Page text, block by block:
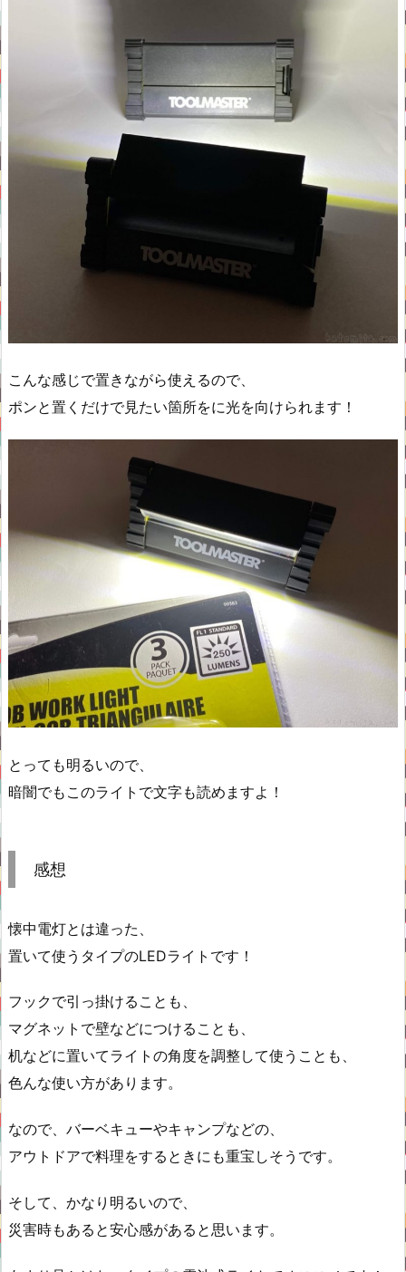
こんな感じで置きながら使えるので、
ポンと置くだけで見たい箇所をに光を向けられます！
とっても明るいので、
暗闇でもこのライトで文字も読めますよ！
感想
懐中電灯とは違った、
置いて使うタイプのLEDライトです！
フックで引っ掛けることも、
マグネットで壁などにつけることも、
机などに置いてライトの角度を調整して使うことも、
色んな使い方があります。
なので、バーベキューやキャンプなどの、
アウトドアで料理をするときにも重宝しそうです。
そして、かなり明るいので、
災害時もあると安心感があると思います。